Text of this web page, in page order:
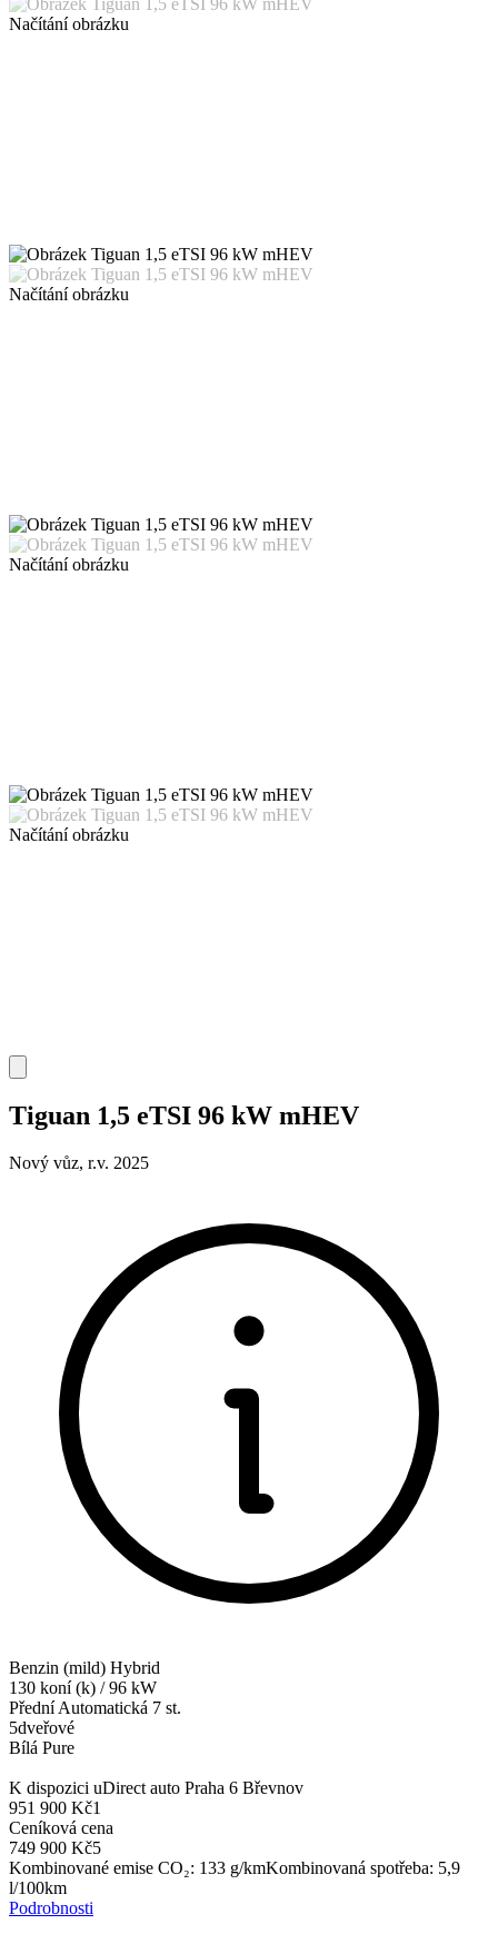
Načítání obrázku
Načítání obrázku
Načítání obrázku
Načítání obrázku
Tiguan 1,5 eTSI 96 kW mHEV
Nový vůz, r.v. 2025
Benzin (mild) Hybrid
130 koní (k) / 96 kW
Přední Automatická 7 st.
5dveřové
Bílá Pure
K dispozici uDirect auto Praha 6 Břevnov
951 900 Kč1
Ceníková cena
749 900 Kč5
Kombinované emise CO₂: 133 g/kmKombinovaná spotřeba: 5,9
l/100km
Podrobnosti